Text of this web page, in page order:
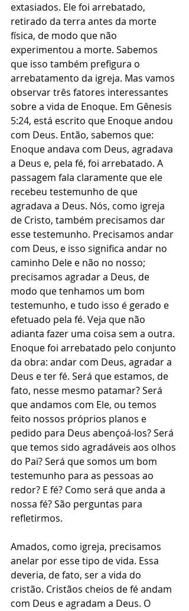
extasiados. Ele foi arrebatado,
retirado da terra antes da morte
física, de modo que não
experimentou a morte. Sabemos
que isso também prefigura o
arrebatamento da igreja. Mas vamos
observar três fatores interessantes
sobre a vida de Enoque. Em Gênesis
5:24, está escrito que Enoque andou
com Deus. Então, sabemos que:
Enoque andava com Deus, agradava
a Deus e, pela fé, foi arrebatado. A
passagem fala claramente que ele
recebeu testemunho de que
agradava a Deus. Nós, como igreja
de Cristo, também precisamos dar
esse testemunho. Precisamos andar
com Deus, e isso significa andar no
caminho Dele e não no nosso;
precisamos agradar a Deus, de
modo que tenhamos um bom
testemunho, e tudo isso é gerado e
efetuado pela fé. Veja que não
adianta fazer uma coisa sem a outra.
Enoque foi arrebatado pelo conjunto
da obra: andar com Deus, agradar a
Deus e ter fé. Será que estamos, de
fato, nesse mesmo patamar? Será
que andamos com Ele, ou temos
feito nossos próprios planos e
pedido para Deus abençoá-los? Será
que temos sido agradáveis aos olhos
do Pai? Será que somos um bom
testemunho para as pessoas ao
redor? E fé? Como será que anda a
nossa fé? São perguntas para
refletirmos.
Amados, como igreja, precisamos
anelar por esse tipo de vida. Essa
deveria, de fato, ser a vida do
cristão. Cristãos cheios de fé andam
com Deus e agradam a Deus. O